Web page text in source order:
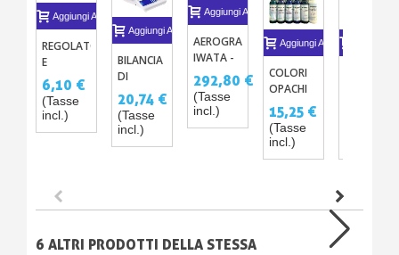
Aggiungi Al Carrello
REGOLATORE
E
DISCONNETTORE
RAPIDO
PER
AEROGRAFO
6,10 €
(Tasse
incl.)
Aggiungi Al Carrello
BILANCIA
DI
PRECISIONE
DIGITALE
PORTATILE
- 0.1G - 3
20,74 €
(Tasse
incl.)
Aggiungi Al Carrello
AEROGRAFO
IWATA -
HI-
PERFORMANCE
PLUS HP-
SBP 0.2
292,80 €
(Tasse
incl.)
Aggiungi Al Carrello
COLORI
OPACHI
PER
RESINA
EPOSSIDICA
POLIURETANO
15,25 €
(Tasse
incl.)
6 ALTRI PRODOTTI DELLA STESSA